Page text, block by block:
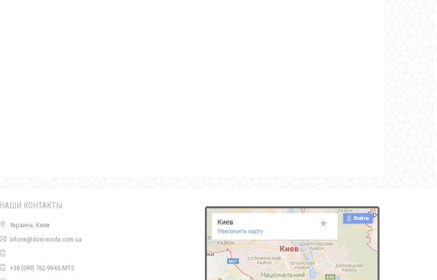
НАШИ КОНТАКТЫ
Украина, Киев
inform@dom-moda.com.ua
+38 (099) 762-99-65 MTS